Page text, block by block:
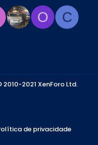
O
C
2010-2021 XenForo Ltd.
de privacidade